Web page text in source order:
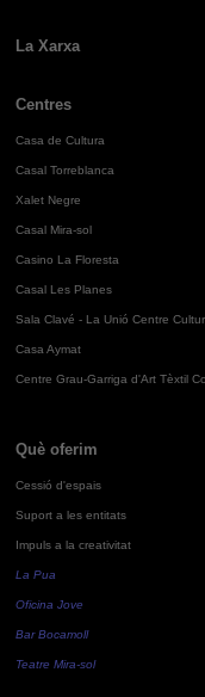
La Xarxa
Centres
Casa de Cultura
Casal Torreblanca
Xalet Negre
Casal Mira-sol
Casino La Floresta
Casal Les Planes
Sala Clavé - La Unió Centre
Casa Aymat
Centre Grau-Garriga d'Art Tèxtil
Què oferim
Cessió d'espais
Suport a les entitats
Impuls a la creativitat
La Pua
Oficina Jove
Bar Bocamoll
Teatre Mira-sol